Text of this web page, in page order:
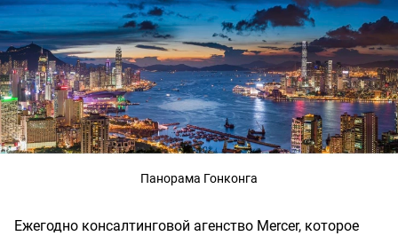
Панорама Гонконга
Ежегодно консалтинговой агенство Mercer, которое